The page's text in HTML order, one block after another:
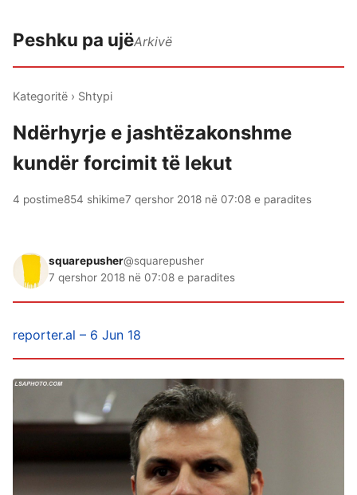
Peshku pa ujëArkivë
Kategoritë › Shtypi
Ndërhyrje e jashtëzakonshme
kundër forcimit të lekut
4 postime854 shikime7 qershor 2018 në 07:08 e paradites
squarepusher@squarepusher
7 qershor 2018 në 07:08 e paradites
reporter.al – 6 Jun 18